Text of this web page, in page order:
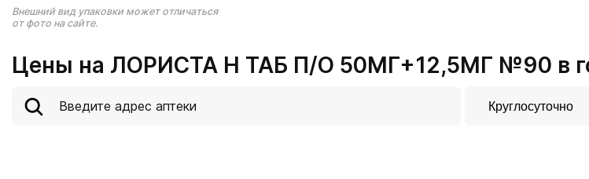
Внешний вид упаковки может отличаться
от фото на сайте.
Цены на ЛОРИСТА Н ТАБ П/О 50МГ+12,5МГ №90 в
Круглосуточно